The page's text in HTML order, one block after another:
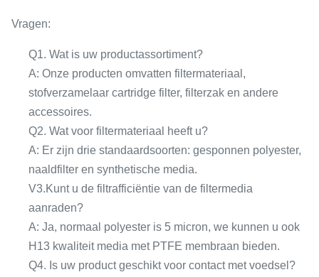
Vragen:
Q1. Wat is uw productassortiment?
A: Onze producten omvatten filtermateriaal,
stofverzamelaar cartridge filter, filterzak en andere
accessoires.
Q2. Wat voor filtermateriaal heeft u?
A: Er zijn drie standaardsoorten: gesponnen polyester,
naaldfilter en synthetische media.
V3.Kunt u de filtrafficiëntie van de filtermedia
aanraden?
A: Ja, normaal polyester is 5 micron, we kunnen u ook
H13 kwaliteit media met PTFE membraan bieden.
Q4. Is uw product geschikt voor contact met voedsel?